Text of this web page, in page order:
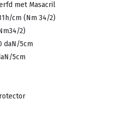
met Masacril
cm (Nm 34/2)
2)
daN/5cm
5cm